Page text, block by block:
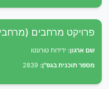
פרויקט מרחבים
שם ארגון: ידידות טורונטו
מספר תוכנית בגפ"ן: